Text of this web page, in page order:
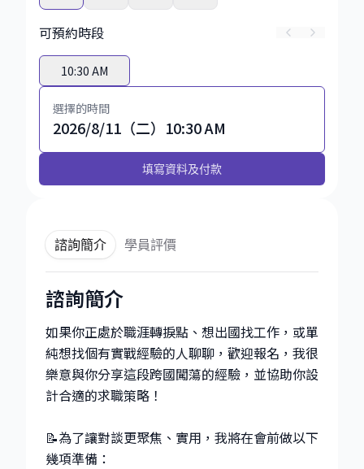
可預約時段
10:30 AM
選擇的時間
2026/8/11（二）10:30 AM
填寫資料及付款
諮詢簡介 學員評價
諮詢簡介
如果你正處於職涯轉捩點、想出國找工作，或單
純想找個有實戰經驗的人聊聊，歡迎報名，我很
樂意與你分享這段跨國闖蕩的經驗，並協助你設
計合適的求職策略！
📝為了讓對談更聚焦、實用，我將在會前做以下
幾項準備：